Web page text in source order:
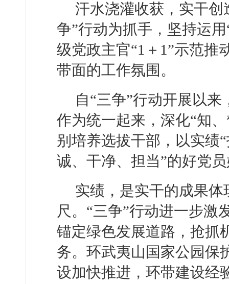
汗水浇灌收获，实干
争”行动为抓手，坚持运
级党政主官“1＋1”示范推
带面的工作氛围。
自“三争”行动开展以
作为统一起来，深化“知
别培养选拔干部，以实绩
诚、干净、担当”的好党
实绩，是实干的成果
尺。“三争”行动进一步激
锚定绿色发展道路，抢抓
务。环武夷山国家公园保
设加快推进，环带建设经